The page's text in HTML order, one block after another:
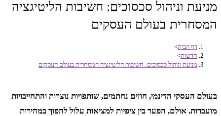
מניעת וניהול סכסוכים: חשיבות הליטיגציה
המסחרית בעולם העסקים
דף הבית>
חדשות>
מניעת וניהול סכסוכים: חשיבות הליטיגציה המסחרית בעולם העסקים
בעולם העסקי הדינמי, חוזים נחתמים, שותפויות נוצרות והתחייבויות
מועברות. אולם, הפער בין ציפיות למציאות עלול להפוך במהירות